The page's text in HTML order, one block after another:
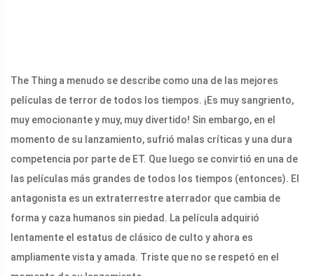
The Thing a menudo se describe como una de las mejores
películas de terror de todos los tiempos. ¡Es muy sangriento,
muy emocionante y muy, muy divertido! Sin embargo, en el
momento de su lanzamiento, sufrió malas críticas y una dura
competencia por parte de ET. Que luego se convirtió en una de
las películas más grandes de todos los tiempos (entonces). El
antagonista es un extraterrestre aterrador que cambia de
forma y caza humanos sin piedad. La película adquirió
lentamente el estatus de clásico de culto y ahora es
ampliamente vista y amada. Triste que no se respetó en el